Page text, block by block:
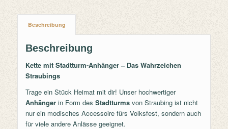
Beschreibung
Beschreibung
Kette mit Stadtturm-Anhänger – Das Wahrzeichen
Straubings
Trage ein Stück Heimat mit dir! Unser hochwertiger
Anhängerin Form des Stadtturmsvon Straubing ist nicht
nur ein modisches Accessoire fürs Volksfest, sondern auch
für viele andere Anlässe geeignet.